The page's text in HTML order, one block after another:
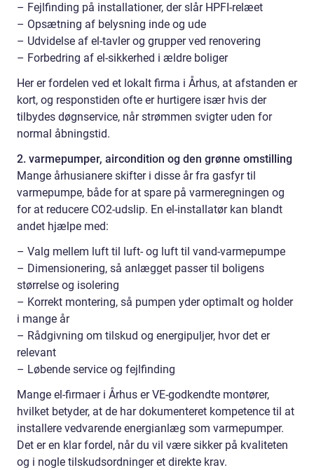
– Fejlfinding på installationer, der slår HPFI-relæet
– Opsætning af belysning inde og ude
– Udvidelse af el-tavler og grupper ved renovering
– Forbedring af el-sikkerhed i ældre boliger
Her er fordelen ved et lokalt firma i Århus, at afstanden er
kort, og responstiden ofte er hurtigere især hvis der
tilbydes døgnservice, når strømmen svigter uden for
normal åbningstid.
2. varmepumper, aircondition og den grønne omstilling
Mange århusianere skifter i disse år fra gasfyr til
varmepumpe, både for at spare på varmeregningen og
for at reducere CO2-udslip. En el-installatør kan blandt
andet hjælpe med:
– Valg mellem luft til luft- og luft til vand-varmepumpe
– Dimensionering, så anlægget passer til boligens
størrelse og isolering
– Korrekt montering, så pumpen yder optimalt og holder
i mange år
– Rådgivning om tilskud og energipuljer, hvor det er
relevant
– Løbende service og fejlfinding
Mange el-firmaer i Århus er VE-godkendte montører,
hvilket betyder, at de har dokumenteret kompetence til at
installere vedvarende energianlæg som varmepumper.
Det er en klar fordel, når du vil være sikker på kvaliteten
og i nogle tilskudsordninger et direkte krav.